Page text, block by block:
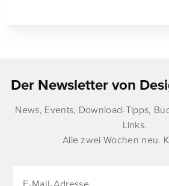
Der Newsletter von
News, Events, Download-Tipps,
Links.
Alle zwei Wochen neu.